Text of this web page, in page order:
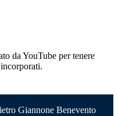
da YouTube per tenere
Giannone Benevento